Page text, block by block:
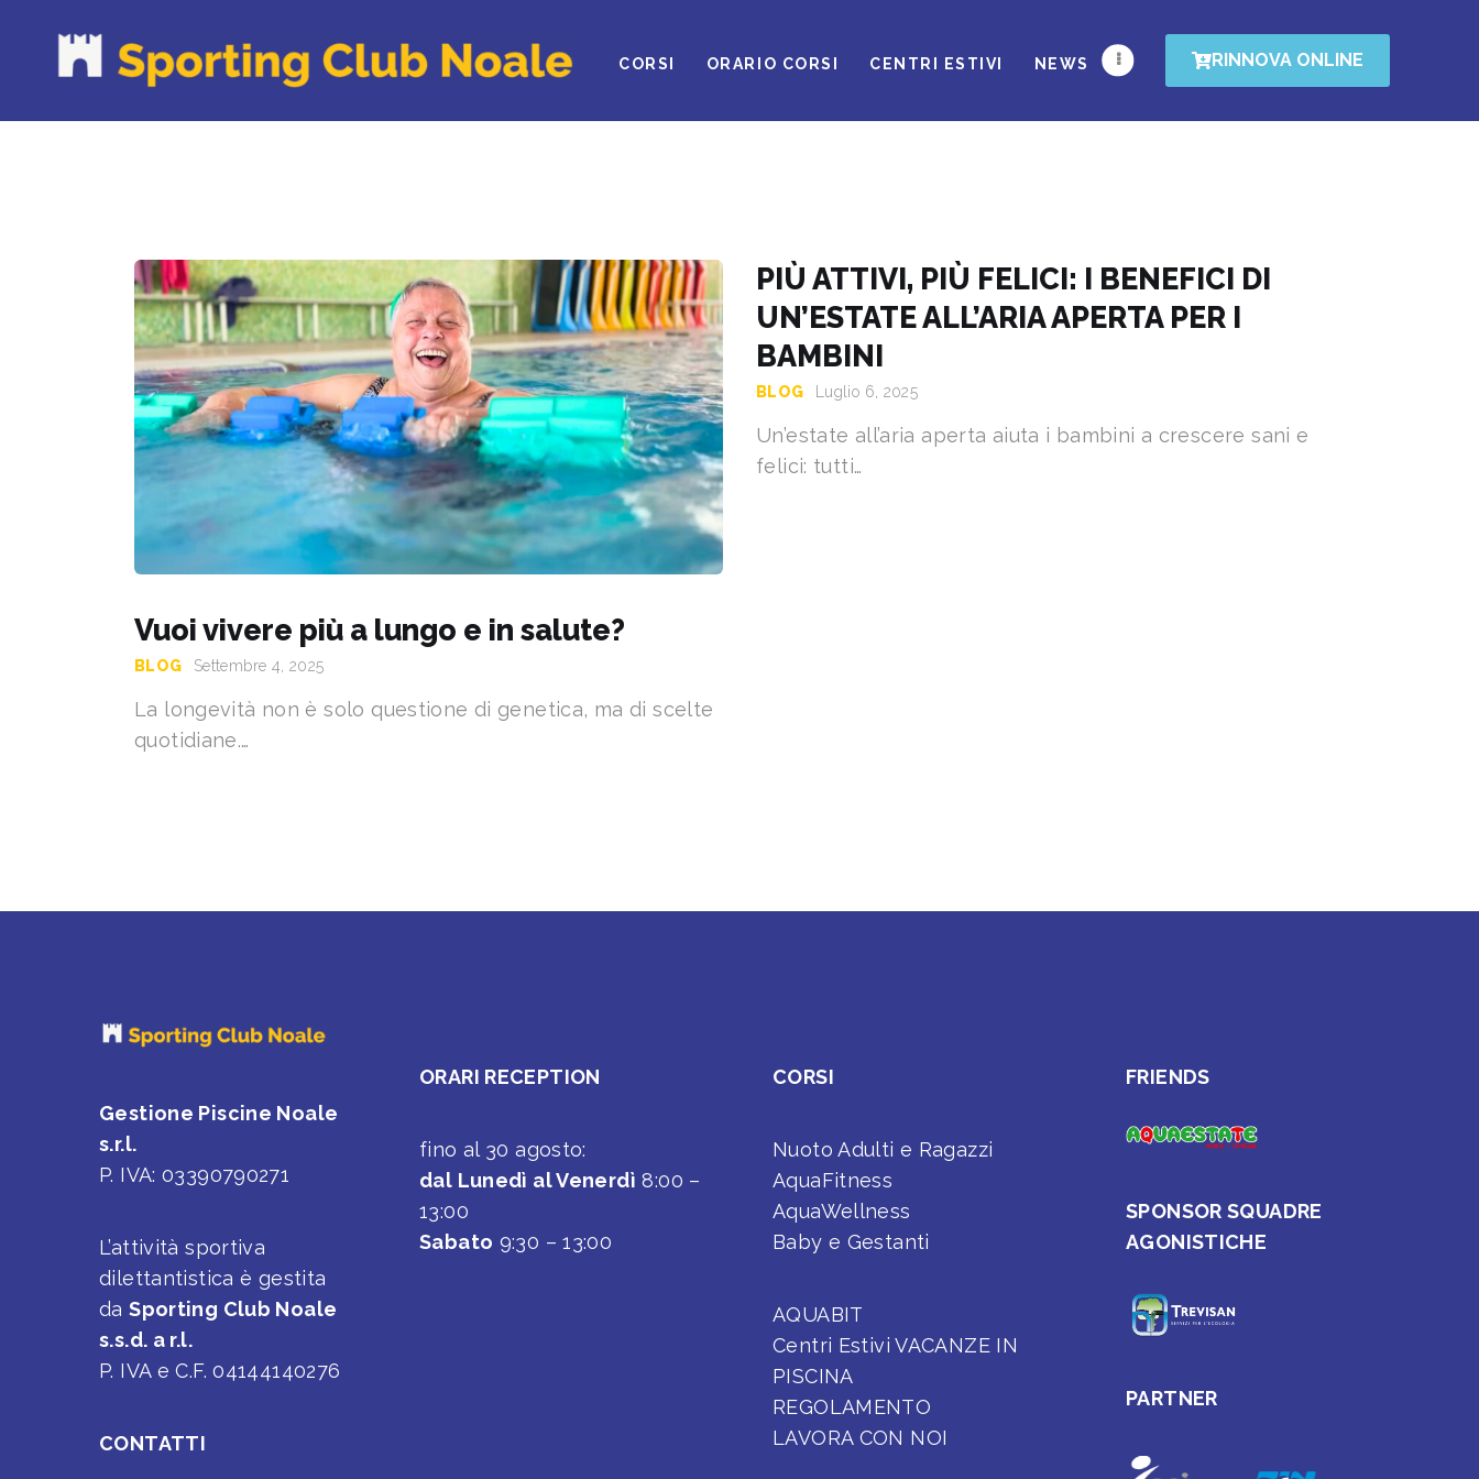
CORSI ORARIO CORSI CENTRI ESTIVI NEWS RINNOVA ONLINE
PROVA IL CLUB
CORSI
NEWS DAL BLOG
CONTATTI
REGOLAMENTO
RINNOVA ONLINE
Vuoi vivere più a lungo e in salute?
BLOG Settembre 4, 2025
La longevità non è solo questione di genetica, ma di scelte
quotidiane.…
PIÙ ATTIVI, PIÙ FELICI: I BENEFICI DI
UN’ESTATE ALL’ARIA APERTA PER I
BAMBINI
BLOG Luglio 6, 2025
Un’estate all’aria aperta aiuta i bambini a crescere sani e
felici: tutti…
Gestione Piscine Noale
s.r.l.
P. IVA: 03390790271
L’attività sportiva
dilettantistica è gestita
daSporting Club Noale
s.s.d. a r.l.
P. IVA e C.F. 04144140276
CONTATTI
ORARI RECEPTION
fino al 30 agosto:
dal Lunedì al Venerdì 8:00 –
13:00
Sabato 9:30 – 13:00
CORSI
Nuoto Adulti e Ragazzi
AquaFitness
AquaWellness
Baby e Gestanti
AQUABIT
Centri Estivi VACANZE IN
PISCINA
REGOLAMENTO
LAVORA CON NOI
FRIENDS
SPONSOR SQUADRE
AGONISTICHE
PARTNER